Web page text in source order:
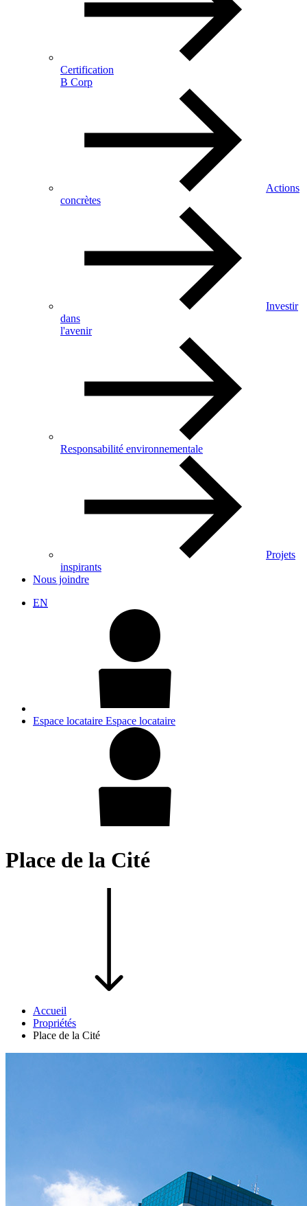
Certification
B Corp
Actions
concrètes
Investir
dans
l'avenir
Responsabilité environnementale
Projets
inspirants
Nous joindre
EN
Espace locataire Espace locataire
Place de la Cité
Accueil
Propriétés
Place de la Cité